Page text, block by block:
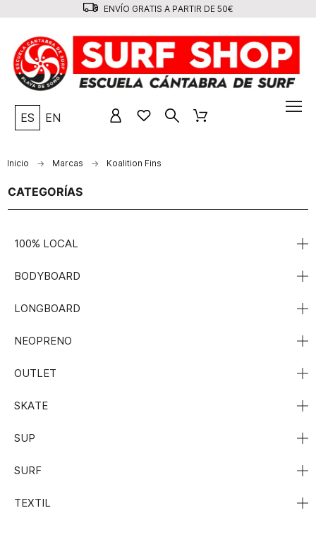
ENVÍO GRATIS A PARTIR DE 50€
ES EN
Inicio Marcas Koalition Fins
CATEGORÍAS
100% LOCAL
BODYBOARD
LONGBOARD
NEOPRENO
OUTLET
SKATE
SUP
SURF
TEXTIL